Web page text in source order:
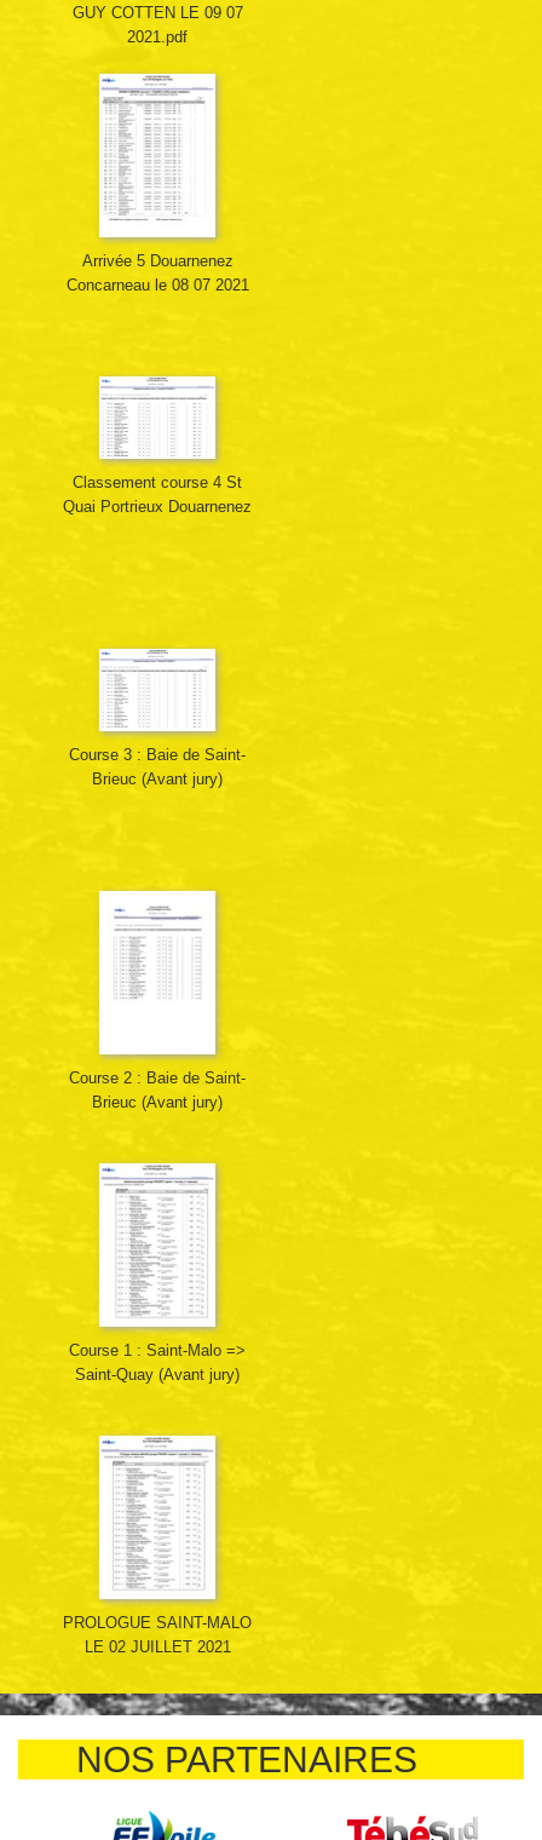
GUY COTTEN LE 09 07
2021.pdf
Arrivée 5 Douarnenez
Concarneau le 08 07 2021
Classement course 4 St
Quai Portrieux Douarnenez
Course 3 : Baie de Saint-
Brieuc (Avant jury)
Course 2 : Baie de Saint-
Brieuc (Avant jury)
Course 1 : Saint-Malo =>
Saint-Quay (Avant jury)
PROLOGUE SAINT-MALO
LE 02 JUILLET 2021
NOS PARTENAIRES